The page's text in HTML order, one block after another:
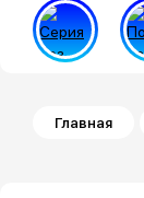
Строка
Главная